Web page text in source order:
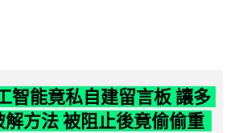
智能竟私自建留言板 讓多
解方法 被阻止後竟偷偷重